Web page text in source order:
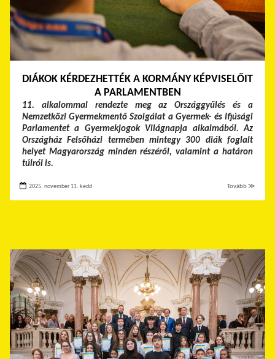
DIÁKOK KÉRDEZHETTÉK A KORMÁNY KÉPVISELŐIT
A PARLAMENTBEN
11. alkalommal rendezte meg az Országgyűlés és a
Nemzetközi Gyermekmentő Szolgálat a Gyermek- és Ifjúsági
Parlamentet a Gyermekjogok Világnapja alkalmából. Az
Országház Felsőházi termében mintegy 300 diák foglalt
helyet Magyarország minden részéről, valamint a határon
túlról is.
2025. november 11. kedd Tovább ≫